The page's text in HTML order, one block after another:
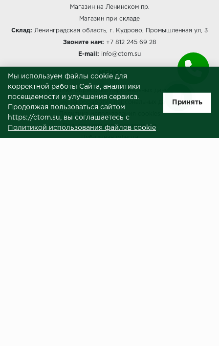
Магазин на Ленинском пр.
Магазин при складе
Склад: Ленинградская область, г. Кудрово, Промышленная ул, 3
Звоните нам: +7 812 245 69 28
E-mail: info@ctom.su
МЕНЮ
Политика обработки персональных данных
Согласие на обработку персональных данных
Пользовательское соглашение
Публичная оферта
Мы используем файлы cookie для
корректной работы Сайта, аналитики
посещаемости и улучшения сервиса.
Продолжая пользоваться сайтом
https://ctom.su, вы соглашаетесь с
Политикой использования файлов cookie
Принять